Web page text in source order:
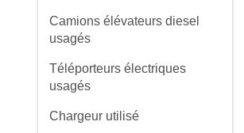
Camions élévateurs diesel
usagés
Téléporteurs électriques
usagés
Chargeur utilisé